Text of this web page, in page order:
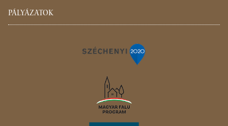
PÁLYÁZATOK